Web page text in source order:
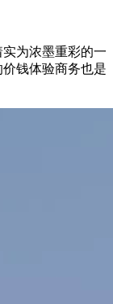
为浓墨重彩的一
钱体验商务也是